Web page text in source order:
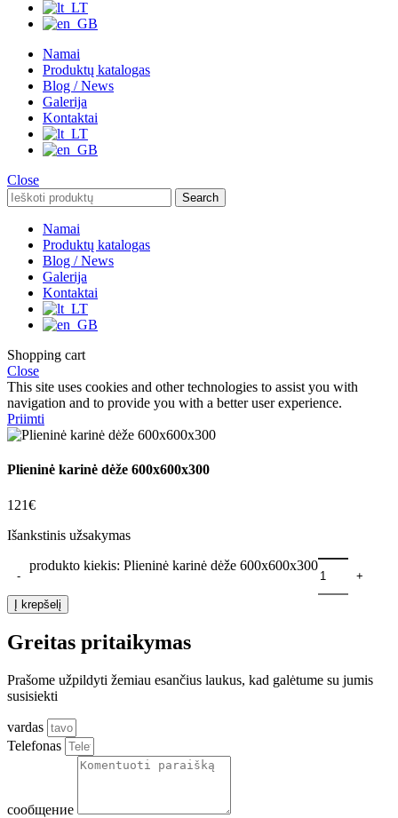
Namai
Produktų katalogas
Blog / News
Galerija
Kontaktai
Close
Search
Namai
Produktų katalogas
Blog / News
Galerija
Kontaktai
Shopping cart
Close
This site uses cookies and other technologies to assist you with
navigation and to provide you with a better user experience.
Priimti
Plieninė karinė dėže 600х600х300
121€
Išankstinis užsakymas
produkto kiekis: Plieninė karinė dėže 600х600х300
Į krepšelį
Greitas pritaikymas
Prašome užpildyti žemiau esančius laukus, kad galėtume su jumis
susisiekti
vardas
Telefonas
сообщение